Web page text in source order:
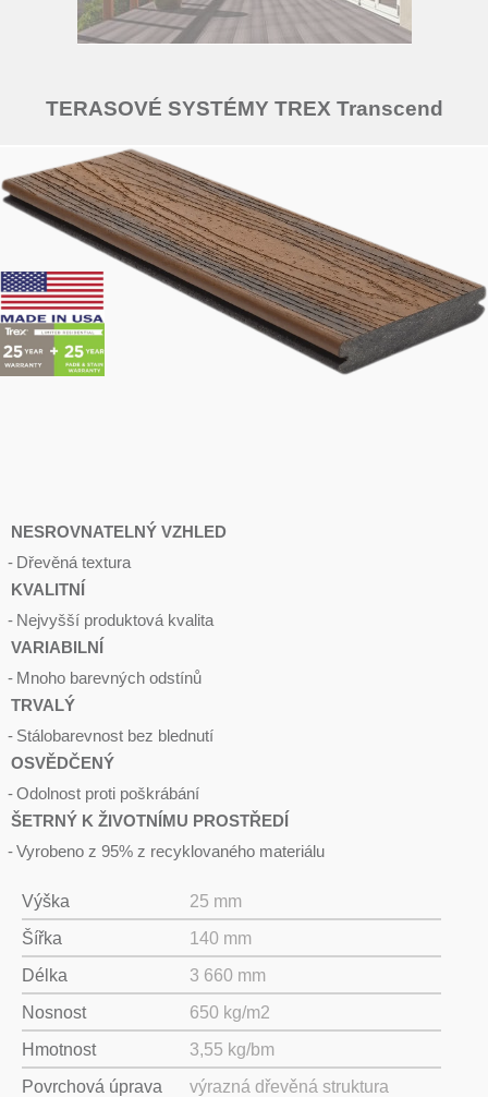
TERASOVÉ SYSTÉMY TREX Transcend
NESROVNATELNÝ VZHLED
Dřevěná textura
KVALITNÍ
Nejvyšší produktová kvalita
VARIABILNÍ
Mnoho barevných odstínů
TRVALÝ
Stálobarevnost bez blednutí
OSVĚDČENÝ
Odolnost proti poškrábání
ŠETRNÝ K ŽIVOTNÍMU PROSTŘEDÍ
Vyrobeno z 95% z recyklovaného materiálu
Výška
25 mm
Šířka
140 mm
Délka
3 660 mm
Nosnost
650 kg/m2
Hmotnost
3,55 kg/bm
Povrchová úprava
výrazná dřevěná struktura